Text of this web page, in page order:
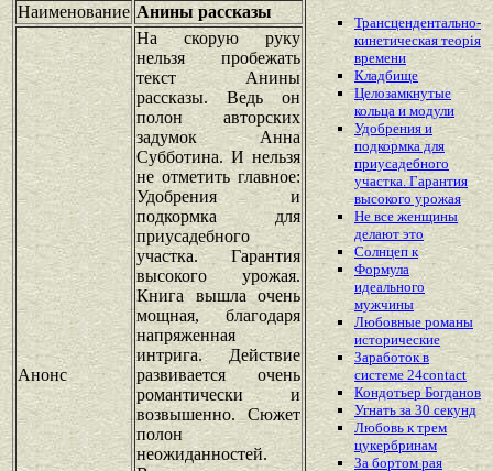
Наименование Анины рассказы
Анонс
На скорую руку
нельзя пробежать
текст Анины
рассказы. Ведь он
полон авторских
задумок Анна
Субботина. И нельзя
не отметить главное:
Удобрения и
подкормка для
приусадебного
участка. Гарантия
высокого урожая.
Книга вышла очень
мощная, благодаря
напряженная
интрига. Действие
развивается очень
романтически и
возвышенно. Сюжет
полон
неожиданностей.
Трансцендентально-
кинетическая теорiя
времени
Кладбище
Целозамкнутые
кольца и модули
Удобрения и
подкормка для
приусадебного
участка. Гарантия
высокого урожая
Не все женщины
делают это
Солнцеп к
Формула
идеального
мужчины
Любовные романы
исторические
Заработок в
системе 24contact
Кондотьер Богданов
Угнать за 30 секунд
Любовь к трем
цукербринам
За бортом рая